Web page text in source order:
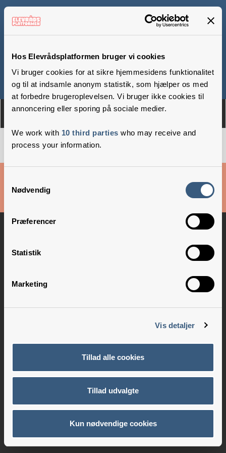
Hos Elevrådsplatformen bruger vi cookies
Vi bruger cookies for at sikre hjemmesidens funktionalitet
og til at indsamle anonym statistik, som hjælper os med
at forbedre brugeroplevelsen. Vi bruger ikke cookies til
annoncering eller sporing på sociale medier.
We work with 10 third parties who may receive and
process your information.
Nødvendig
Præferencer
Statistik
Marketing
Vis detaljer
Tillad alle cookies
Tillad udvalgte
Kun nødvendige cookies
Om Medlemmer